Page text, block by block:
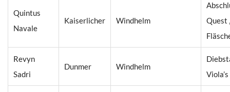
Quintus
Navale
Kaiserlicher Windhelm
Quest
Revyn
Sadri
Dunmer Windhelm